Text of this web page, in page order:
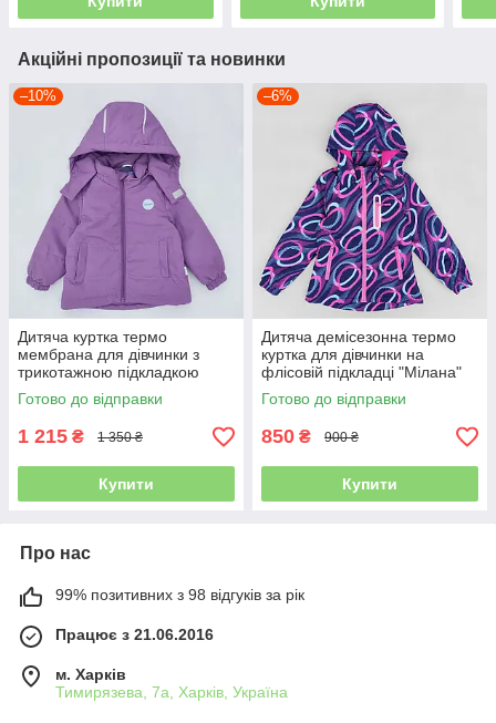
Акційні пропозиції та новинки
–10%
Дитяча куртка термо
мембрана для дівчинки з
трикотажною підкладкою
"Софі" вино демісезонна
Готово до відправки
1 215 ₴ 1 350 ₴
Купити
–6%
Дитяча демісезонна термо
куртка для дівчинки на
флісовій підкладці "Мілана"
на 6 7 8 9 10 років мембрана
Готово до відправки
850 ₴ 900 ₴
Купити
Про нас
99% позитивних з 98 відгуків за рік
Працює з 21.06.2016
м. Харків
Тимирязева, 7а, Харків, Україна